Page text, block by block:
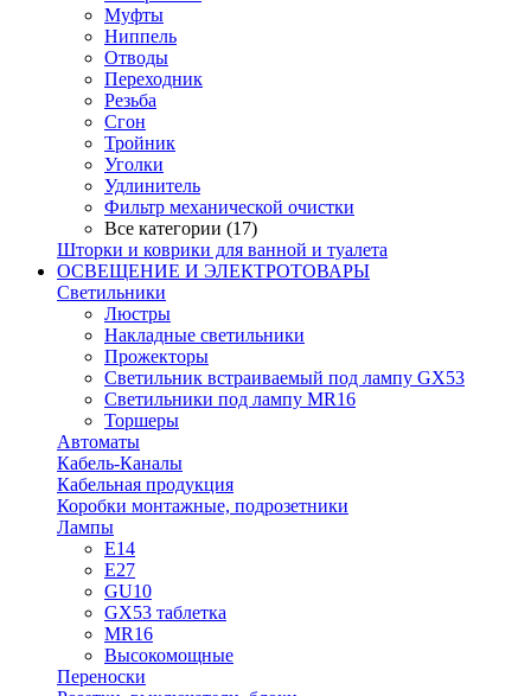
Муфты
Ниппель
Отводы
Переходник
Резьба
Сгон
Тройник
Уголки
Удлинитель
Фильтр механической очистки
Все категории (17)
Шторки и коврики для ванной и туалета
ОСВЕЩЕНИЕ И ЭЛЕКТРОТОВАРЫ
Светильники
Люстры
Накладные светильники
Прожекторы
Светильник встраиваемый под лампу GX53
Светильники под лампу MR16
Торшеры
Автоматы
Кабель-Каналы
Кабельная продукция
Коробки монтажные, подрозетники
Лампы
E14
E27
GU10
GX53 таблетка
MR16
Высокомощные
Переноски